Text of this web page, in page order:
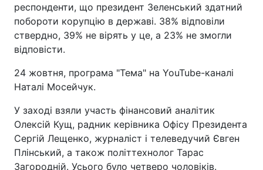
респонденти, що президент Зеленський здатний
побороти корупцію в державі. 38% відповіли
ствердно, 39% не вірять у це, а 23% не змогли
відповісти.
24 жовтня, програма "Тема" на YouTube-каналі
Наталі Мосейчук.
У заході взяли участь фінансовий аналітик
Олексій Кущ, радник керівника Офісу Президента
Сергій Лещенко, журналіст і телеведучий Євген
Плінський, а також політтехнолог Тарас
Загородній. Усього було четверо чоловіків.